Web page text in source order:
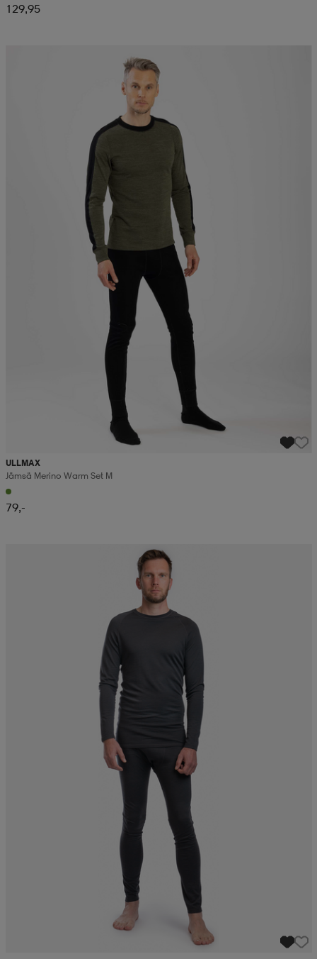
129,95
ULLMAX
Jämsä Merino Warm Set M
79,-